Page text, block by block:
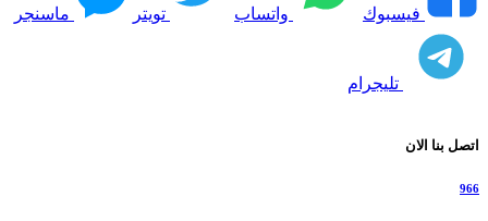
فيسبوك واتساب تويتر ماسنجر
تليجرام
اتصل بنا الان
966